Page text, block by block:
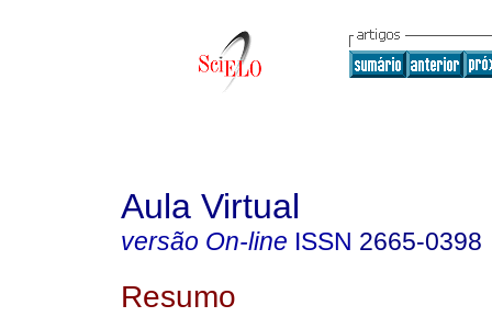
Aula Virtual
versão On-line ISSN 2665-0398
Resumo